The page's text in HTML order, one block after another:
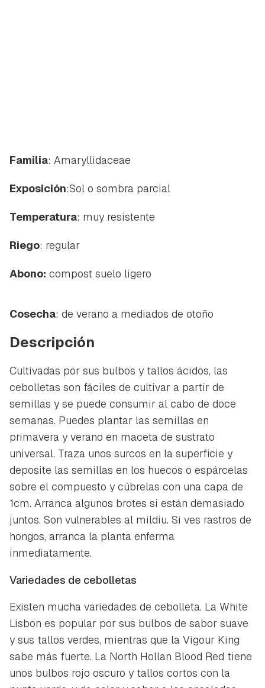
Familia: Amaryllidaceae
Exposición:Sol o sombra parcial
Temperatura: muy resistente
Riego: regular
Abono: compost suelo ligero
Cosecha: de verano a mediados de otoño
Descripción
Cultivadas por sus bulbos y tallos ácidos, las
cebolletas son fáciles de cultivar a partir de
semillas y se puede consumir al cabo de doce
semanas. Puedes plantar las semillas en
primavera y verano en maceta de sustrato
universal. Traza unos surcos en la superficie y
deposite las semillas en los huecos o espárcelas
sobre el compuesto y cúbrelas con una capa de
1cm. Arranca algunos brotes si están demasiado
juntos. Son vulnerables al mildiu. Si ves rastros de
hongos, arranca la planta enferma
inmediatamente.
Variedades de cebolletas
Existen mucha variedades de cebolleta. La White
Lisbon es popular por sus bulbos de sabor suave
y sus tallos verdes, mientras que la Vigour King
sabe más fuerte. La North Hollan Blood Red tiene
unos bulbos rojo oscuro y tallos cortos con la